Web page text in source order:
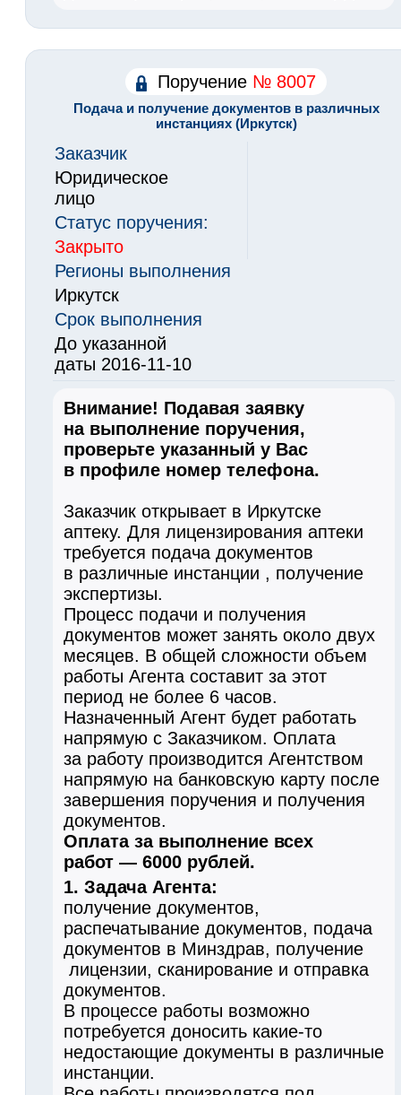
Поручение № 8007
Подача и получение документов в различных
инстанциях (Иркутск)
Заказчик
Юридическое
лицо
Статус поручения:
Закрыто
Регионы выполнения
Иркутск
Срок выполнения
До указанной
даты 2016-11-10
Внимание! Подавая заявку
на выполнение поручения,
проверьте указанный у Вас
в профиле номер телефона.
Заказчик открывает в Иркутске
аптеку. Для лицензирования аптеки
требуется подача документов
в различные инстанции , получение
экспертизы.
Процесс подачи и получения
документов может занять около двух
месяцев. В общей сложности объем
работы Агента составит за этот
период не более 6 часов.
Назначенный Агент будет работать
напрямую с Заказчиком. Оплата
за работу производится Агентством
напрямую на банковскую карту после
завершения поручения и получения
документов.
Оплата за выполнение всех
работ — 6000 рублей.
1. Задача Агента:
получение документов,
распечатывание документов, подача
документов в Минздрав, получение
лицензии, сканирование и отправка
документов.
В процессе работы возможно
потребуется доносить какие-то
недостающие документы в различные
инстанции.